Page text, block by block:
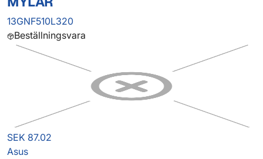
13GNF510L320
Beställningsvara
SEK 87.02
Asus